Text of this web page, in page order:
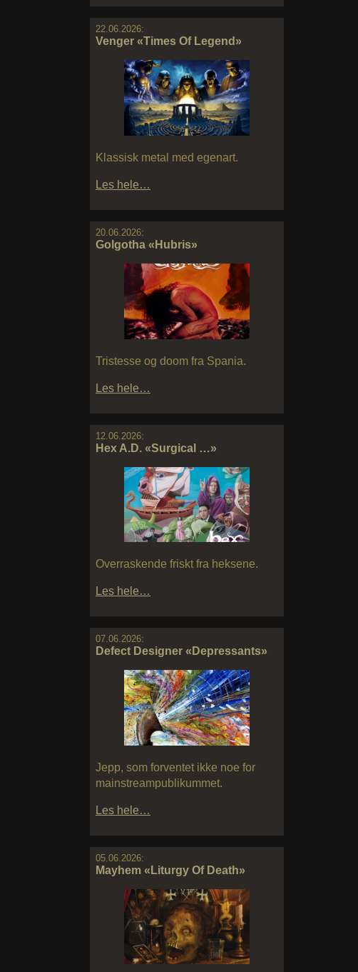
22.06.2026:
Venger «Times Of Legend»
Klassisk metal med egenart.
Les hele…
20.06.2026:
Golgotha «Hubris»
Tristesse og doom fra Spania.
Les hele…
12.06.2026:
Hex A.D. «Surgical …»
Overraskende friskt fra heksene.
Les hele…
07.06.2026:
Defect Designer «Depressants»
Jepp, som forventet ikke noe for
mainstreampublikummet.
Les hele…
05.06.2026:
Mayhem «Liturgy Of Death»